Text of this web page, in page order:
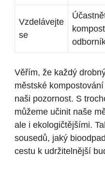
Vzdelávejte
se
Věřím, že každý
městské
naši pozornost. S
můžeme učinit naše
ale i ekologičtějšími.
‍sousedů, jaký
cestu k udržitelnější